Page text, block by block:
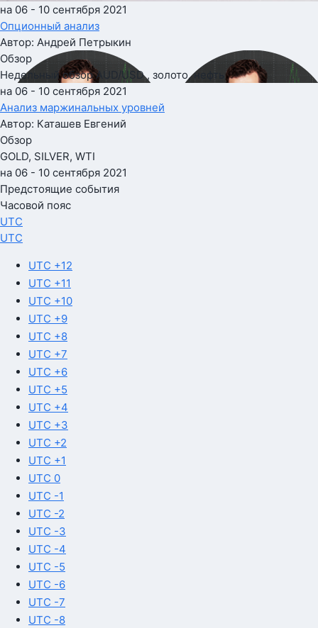
на 06 - 10 сентября 2021
Опционный анализ
Автор: Андрей Петрыкин
Обзор
Недельный обзор AUD/USD , золото, нефть
на 06 - 10 сентября 2021
Анализ маржинальных уровней
Автор: Каташев Евгений
Обзор
GOLD, SILVER, WTI
на 06 - 10 сентября 2021
Предстоящие события
Часовой пояс
UTC
UTC
UTC +12
UTC +11
UTC +10
UTC +9
UTC +8
UTC +7
UTC +6
UTC +5
UTC +4
UTC +3
UTC +2
UTC +1
UTC 0
UTC -1
UTC -2
UTC -3
UTC -4
UTC -5
UTC -6
UTC -7
UTC -8